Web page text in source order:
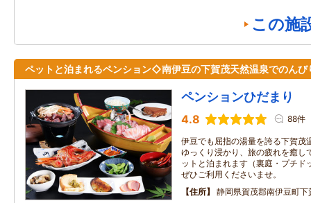
この施
ペットと泊まれるペンション◇南伊豆の下賀茂天然温泉でのんび
ペンションひだまり
4.8 88件
伊豆でも屈指の湯量を誇る下賀茂
ゆっくり浸かり、旅の疲れを癒し
ットと泊まれます（裏庭・プチド
ぜひご利用くださいませ。
住所
静岡県賀茂郡南伊豆町下